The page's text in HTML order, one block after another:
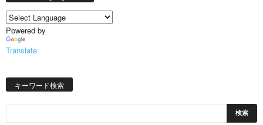
Powered by
Translate
キーワード検索